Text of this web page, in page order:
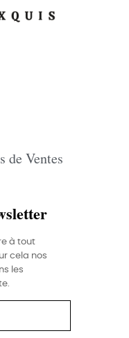
de Ventes
à tout
cela nos
les